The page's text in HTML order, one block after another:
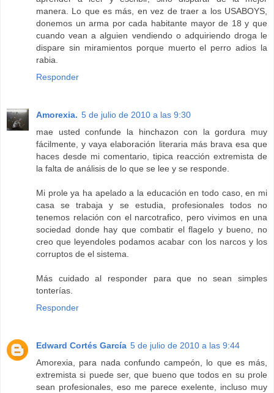
manera. Lo que es más, en vez de traer a los USABOYS,
donemos un arma por cada habitante mayor de 18 y que
cuando vean a alguien vendiendo o adquiriendo droga le
dispare sin miramientos porque muerto el perro adios la
rabia.
Responder
Amorexia. 5 de julio de 2010 a las 9:30
mae usted confunde la hinchazon con la gordura muy
fácilmente, y vaya elaboración literaria más brava esa que
haces desde mi comentario, tipica reacción extremista de
la falta de análisis de lo que se lee y se responde.
Mi prole ya ha apelado a la educación en todo caso, en mi
casa se trabaja y se estudia, profesionales todos no
tenemos relación con el narcotrafico, pero vivimos en una
sociedad donde hay que combatir el flagelo y bueno, no
creo que leyendoles podamos acabar con los narcos y los
corruptos de el sistema.
Más cuidado al responder para que no sean simples
tonterías.
Responder
Edward Cortés García 5 de julio de 2010 a las 9:44
Amorexia, para nada confundo campeón, lo que es más,
extremista si puede ser, que bueno que todos en su prole
sean profesionales, eso me parece exelente, incluso muy